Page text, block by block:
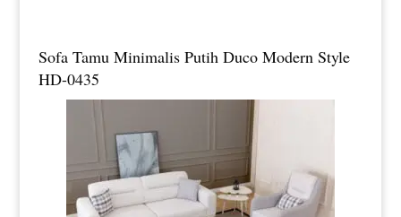
Sofa Tamu Minimalis Putih Duco Modern Style
HD-0435